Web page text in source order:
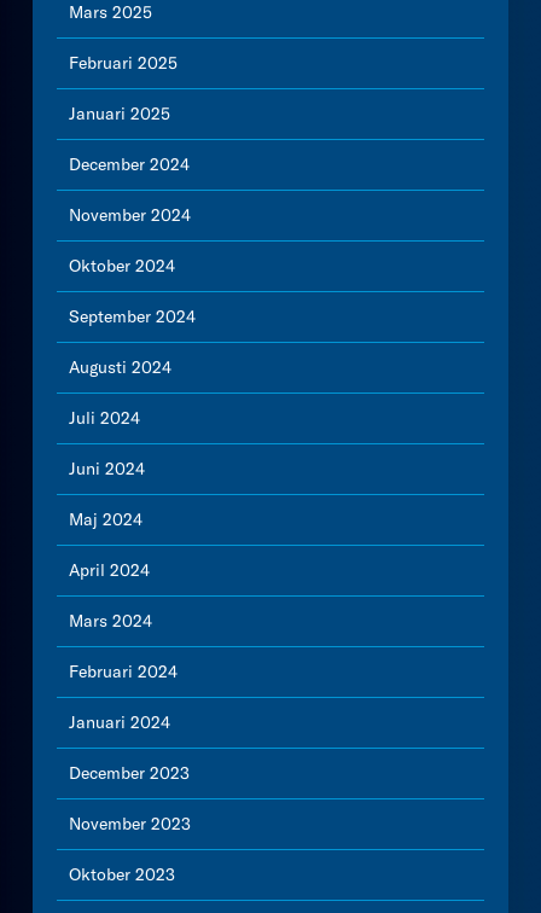
Mars 2025
Februari 2025
Januari 2025
December 2024
November 2024
Oktober 2024
September 2024
Augusti 2024
Juli 2024
Juni 2024
Maj 2024
April 2024
Mars 2024
Februari 2024
Januari 2024
December 2023
November 2023
Oktober 2023